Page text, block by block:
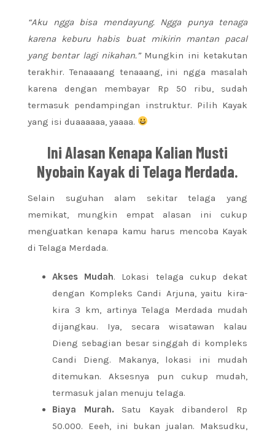
“Aku ngga bisa mendayung. Ngga punya tenaga
karena keburu habis buat mikirin mantan pacal
yang bentar lagi nikahan.” Mungkin ini ketakutan
terakhir. Tenaaaang tenaaang, ini ngga masalah
karena dengan membayar Rp 50 ribu, sudah
termasuk pendampingan instruktur. Pilih Kayak
yang isi duaaaaaa, yaaaa.
Ini Alasan Kenapa Kalian Musti
Nyobain Kayak di Telaga Merdada.
Selain suguhan alam sekitar telaga yang
memikat, mungkin empat alasan ini cukup
menguatkan kenapa kamu harus mencoba Kayak
di Telaga Merdada.
Akses Mudah. Lokasi telaga cukup dekat
dengan Kompleks Candi Arjuna, yaitu kira-
kira 3 km, artinya Telaga Merdada mudah
dijangkau. Iya, secara wisatawan kalau
Dieng sebagian besar singgah di kompleks
Candi Dieng. Makanya, lokasi ini mudah
ditemukan. Aksesnya pun cukup mudah,
termasuk jalan menuju telaga.
Biaya Murah. Satu Kayak dibanderol Rp
50.000. Eeeh, ini bukan jualan. Maksudku,